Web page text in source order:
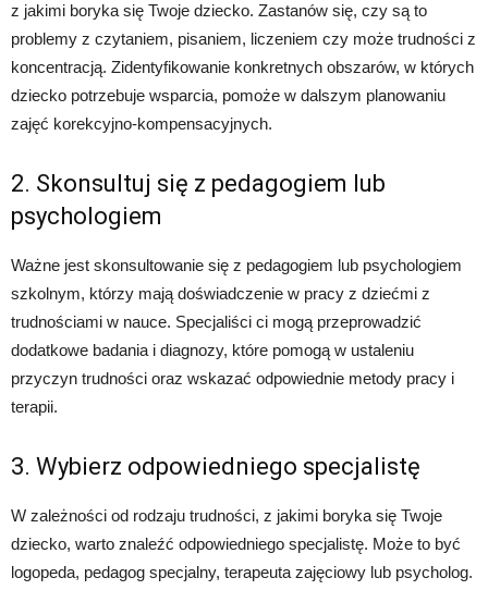
z jakimi boryka się Twoje dziecko. Zastanów się, czy są to
problemy z czytaniem, pisaniem, liczeniem czy może trudności z
koncentracją. Zidentyfikowanie konkretnych obszarów, w których
dziecko potrzebuje wsparcia, pomoże w dalszym planowaniu
zajęć korekcyjno-kompensacyjnych.
2. Skonsultuj się z pedagogiem lub
psychologiem
Ważne jest skonsultowanie się z pedagogiem lub psychologiem
szkolnym, którzy mają doświadczenie w pracy z dziećmi z
trudnościami w nauce. Specjaliści ci mogą przeprowadzić
dodatkowe badania i diagnozy, które pomogą w ustaleniu
przyczyn trudności oraz wskazać odpowiednie metody pracy i
terapii.
3. Wybierz odpowiedniego specjalistę
W zależności od rodzaju trudności, z jakimi boryka się Twoje
dziecko, warto znaleźć odpowiedniego specjalistę. Może to być
logopeda, pedagog specjalny, terapeuta zajęciowy lub psycholog.